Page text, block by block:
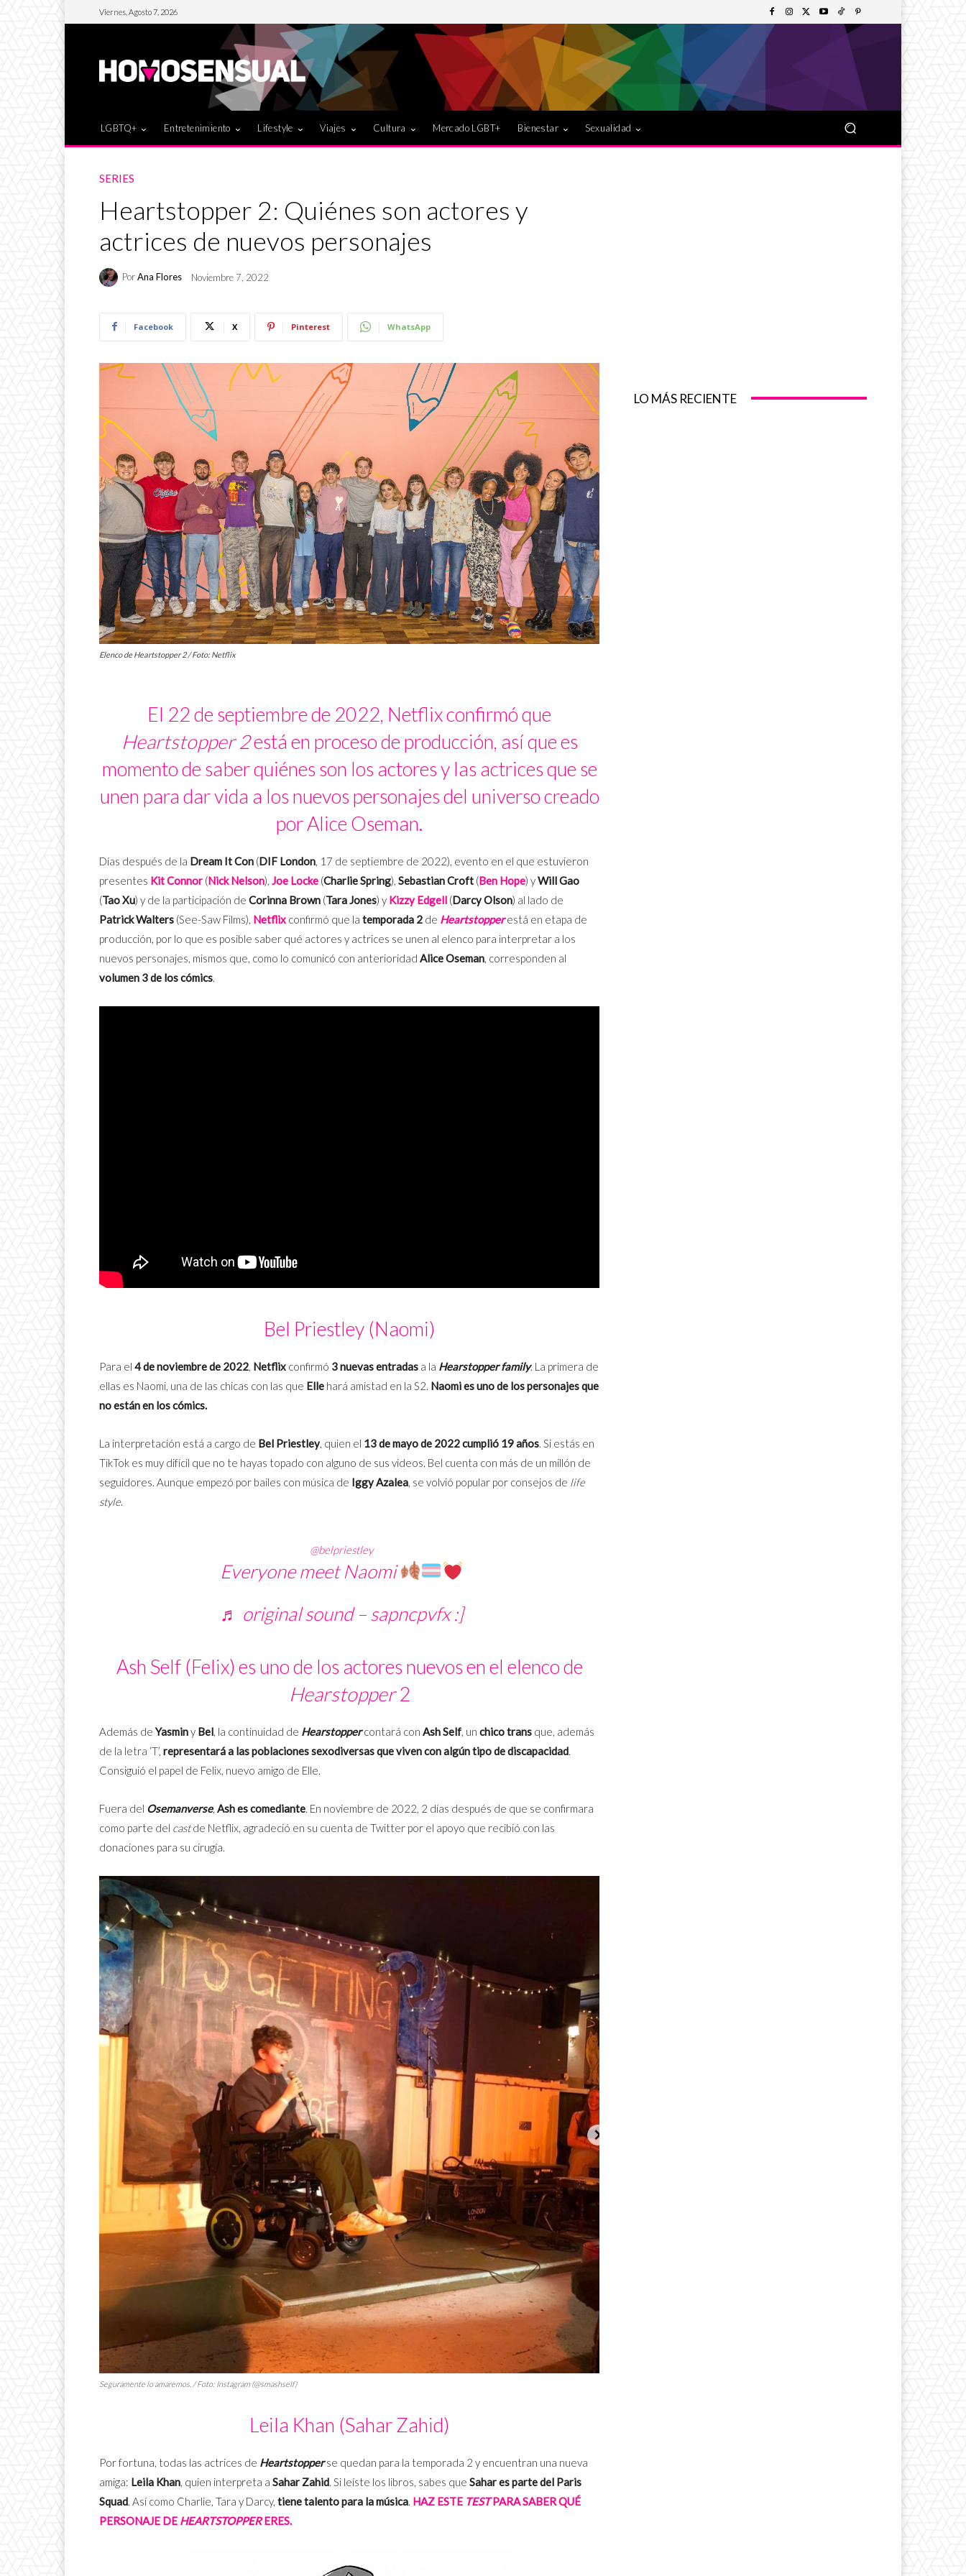
Viernes, Agosto 7, 2026
LGBTQ+ Entretenimiento Lifestyle Viajes Cultura Mercado LGBT+ Bienestar Sexualidad
SERIES
Heartstopper 2: Quiénes son actores y
actrices de nuevos personajes
PorAna Flores Noviembre 7, 2022
Facebook X Pinterest WhatsApp
Elenco de Heartstopper 2 / Foto: Netflix
El 22 de septiembre de 2022, Netflix confirmó que
Heartstopper 2está en proceso de producción, así que es
momento de saber quiénes son los actores y las actrices que se
unen para dar vida a los nuevos personajes del universo creado
por Alice Oseman.
Días después de la Dream It Con (DIF London, 17 de septiembre de 2022), evento en el que estuvieron
presentes Kit Connor (Nick Nelson), Joe Locke (Charlie Spring), Sebastian Croft (Ben Hope) yWill Gao
(Tao Xu) y de la participación de Corinna Brown (Tara Jones) y Kizzy Edgell (Darcy Olson) al lado de
Patrick Walters (See-Saw Films), Netflix confirmó que la temporada 2 de Heartstopperestá en etapa de
producción, por lo que es posible saber qué actores y actrices se unen al elenco para interpretar a los
nuevos personajes, mismos que, como lo comunicó con anterioridad Alice Oseman, corresponden al
volumen 3 de los cómics.
Bel Priestley (Naomi)
Para el 4 de noviembre de 2022, Netflix confirmó 3 nuevas entradas a la Hearstopper family. La primera de
ellas es Naomi, una de las chicas con las que Elle hará amistad en la S2. Naomi es uno de los personajes que
no están en los cómics.
La interpretación está a cargo de Bel Priestley, quien el 13 de mayo de 2022 cumplió 19 años. Si estás en
TikTok es muy difícil que no te hayas topado con alguno de sus videos. Bel cuenta con más de un millón de
seguidores. Aunque empezó por bailes con música de Iggy Azalea, se volvió popular por consejos de life
style.
@belpriestley
Everyone meet Naomi
♬ original sound – sapncpvfx :]
Ash Self(Felix) es uno de los actores nuevos en el elenco de
Hearstopper2
Además deYasminy Bel, la continuidad de Hearstopper contará con Ash Self, un chico trans que, además
de la letra ‘T’, representará a las poblaciones sexodiversas que viven con algún tipo de discapacidad.
Consiguió el papel de Felix, nuevo amigo de Elle.
Fuera del Osemanverse, Ash es comediante. En noviembre de 2022, 2 días después de que se confirmara
como parte del castde Netflix, agradeció en su cuenta de Twitter por el apoyo que recibió con las
donaciones para su cirugía.
Seguramente lo amaremos. / Foto: Instagram (@smashself)
Leila Khan (Sahar Zahid)
Por fortuna, todas las actrices de Heartstopper se quedan para la temporada 2 y encuentran una nueva
amiga: Leila Khan, quien interpreta a Sahar Zahid. Si leíste los libros, sabes que Sahar es parte del Paris
Squad. Así como Charlie, Tara y Darcy, tiene talento para la música. HAZ ESTE TESTPARA SABER QUÉ
PERSONAJE DE HEARTSTOPPERERES.
LO MÁS RECIENTE